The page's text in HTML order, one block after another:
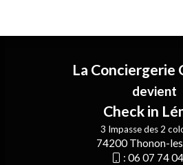
La Conciergerie
devient
Check in
3 Impasse des 2
74200 Thonon-
: 06 07 74